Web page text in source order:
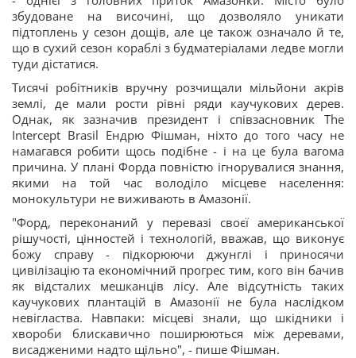
збудоване на височині, що дозволяло уникати
підтоплень у сезон дощів, але це також означало й те,
що в сухий сезон кораблі з будматеріалами ледве могли
туди дістатися.
Тисячі робітників вручну розчищали мільйони акрів
землі, де мали рости рівні ряди каучукових дерев.
Однак, як зазначив президент і співзасновник The
Intercept Brasil Ендрю Фішман, ніхто до того часу не
намагався робити щось подібне - і на це була вагома
причина. У плані Форда повністю ігнорувалися знання,
якими на той час володіло місцеве населення:
монокультури не виживають в Амазонії.
"Форд, переконаний у перевазі своєї американської
рішучості, цінностей і технологій, вважав, що виконує
божу справу - підкорюючи джунглі і приносячи
цивілізацію та економічний прогрес тим, кого він бачив
як відсталих мешканців лісу. Але відсутність таких
каучукових плантацій в Амазонії не була наслідком
невігластва. Навпаки: місцеві знали, що шкідники і
хвороби блискавично поширюються між деревами,
висадженими надто щільно", - пише Фішман.